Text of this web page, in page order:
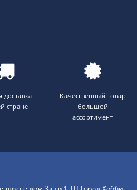
доставка
стране
Качественный товар
большой
ассортимент